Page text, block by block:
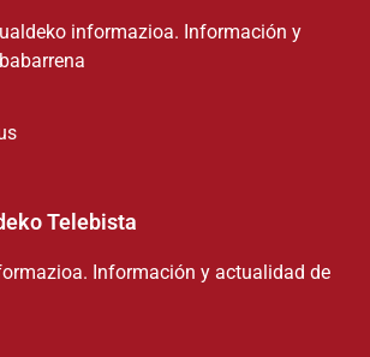
informazioa. Información y
Telebista
Información y actualidad de